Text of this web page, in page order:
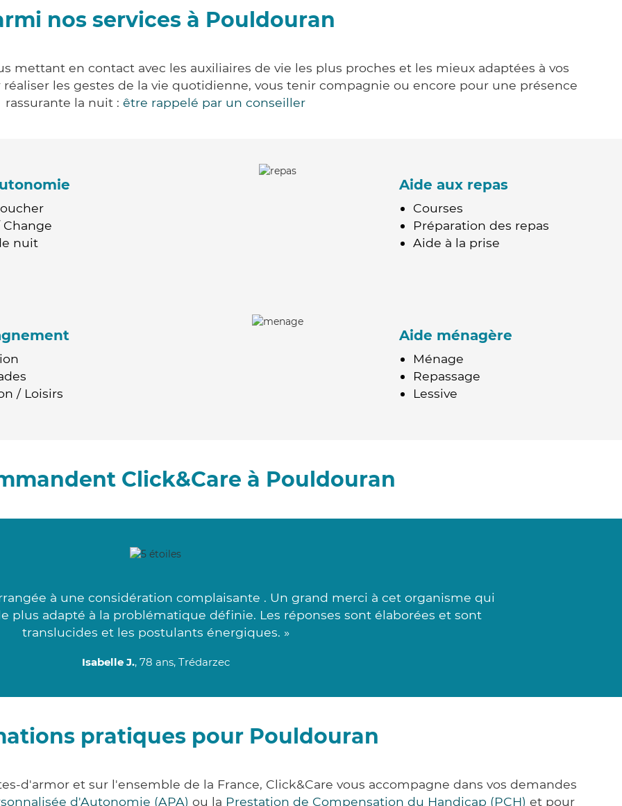
nos services à Pouldouran
mettant en contact avec les auxiliaires de vie les plus proches et les mieux adaptées à vos
les gestes de la vie quotidienne, vous tenir compagnie ou encore pour une présence
rassurante la nuit : être rappelé par un conseiller
nuit
Aide aux repas
Courses
Préparation des repas
Aide à la prise
/ Loisirs
Aide ménagère
Ménage
Repassage
Lessive
Click&Care à Pouldouran
à une considération complaisante . Un grand merci à cet organisme qui
plus adapté à la problématique définie. Les réponses sont élaborées et sont
translucides et les postulants énergiques. »
Isabelle J., 78 ans, Trédarzec
pratiques pour Pouldouran
d'armor et sur l'ensemble de la France, Click&Care vous accompagne dans vos demandes
d'Autonomie (APA) ou la Prestation de Compensation du Handicap (PCH) et pour